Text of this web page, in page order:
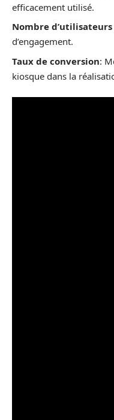
efficacement utilisé.
Nombre
d’engagement.
Taux de conversion:
kiosque dans la